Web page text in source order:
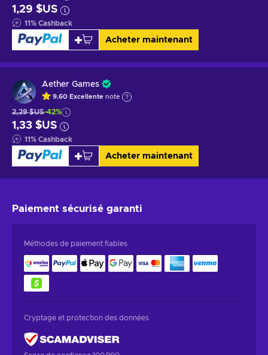
1,29 $US
11% Cashback
Acheter maintenant
Aether Games
9.60 Excellente note
2,29 $US-42%
1,33 $US
11% Cashback
Acheter maintenant
Paiement sécurisé garanti
Méthodes de paiement fiables
Cryptage et protection des données